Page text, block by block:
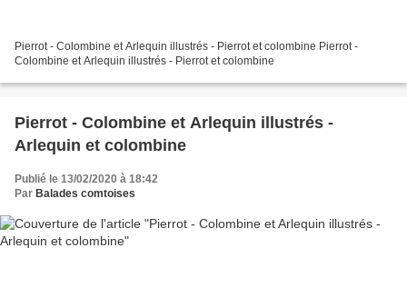
Pierrot - Colombine et Arlequin illustrés - Pierrot et colombine Pierrot -
Colombine et Arlequin illustrés - Pierrot et colombine
Pierrot - Colombine et Arlequin illustrés -
Arlequin et colombine
Publié le 13/02/2020 à 18:42
Par Balades comtoises